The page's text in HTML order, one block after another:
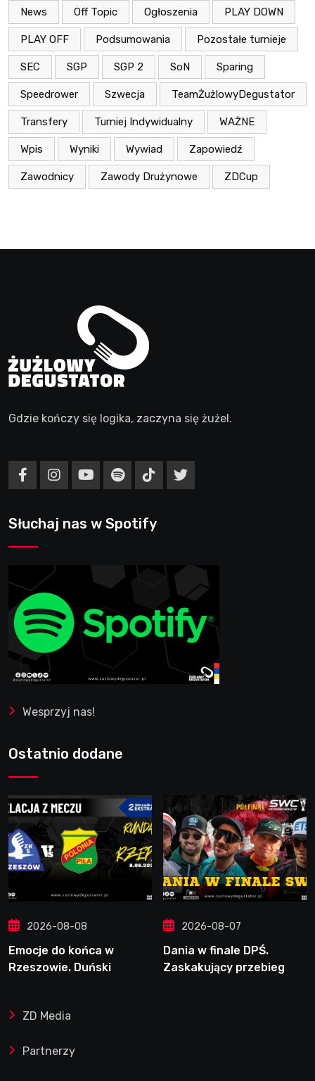
News Off Topic Ogłoszenia PLAY DOWN
PLAY OFF Podsumowania Pozostałe turnieje
SEC SGP SGP 2 SoN Sparing
Speedrower Szwecja TeamŻużlowyDegustator
Transfery Turniej Indywidualny WAŻNE
Wpis Wyniki Wywiad Zapowiedź
Zawodnicy Zawody Drużynowe ZDCup
Gdzie kończy się logika, zaczyna się żużel.
Słuchaj nas w Spotify
Wesprzyj nas!
Ostatnio dodane
2026-08-08
Emocje do końca w
Rzeszowie. Duński
2026-08-07
Dania w finale DPŚ.
Zaskakujący przebieg
ZD Media
Partnerzy